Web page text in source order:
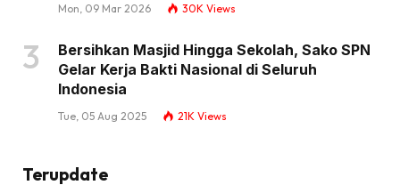
Mon, 09 Mar 2026 30K Views
Bersihkan Masjid Hingga Sekolah, Sako SPN
Gelar Kerja Bakti Nasional di Seluruh
Indonesia
Tue, 05 Aug 2025 21K Views
Terupdate